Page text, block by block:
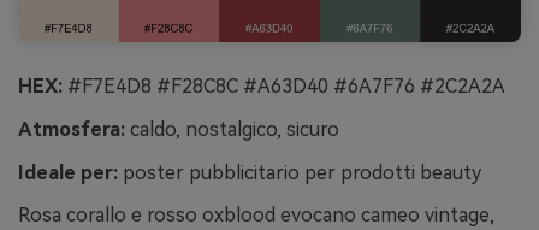
HEX: #F7E4D8 #F28C8C #A63D40 #6A7F76 #2C2A2A
Atmosfera: caldo, nostalgico, sicuro
Ideale per: poster pubblicitario per prodotti beauty
Rosa corallo e rosso oxblood evocano cameo vintage,